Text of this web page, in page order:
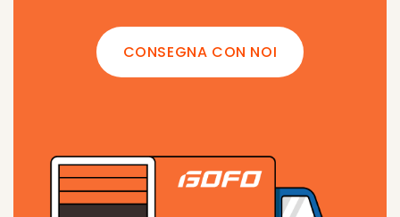
CONSEGNA CON NOI